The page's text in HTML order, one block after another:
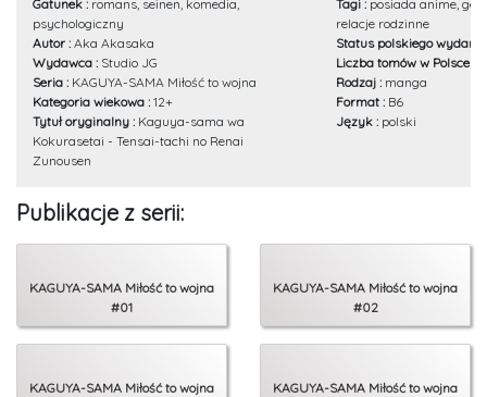
Gatunek : romans, seinen, komedia,
psychologiczny
Autor : Aka Akasaka
Wydawca : Studio JG
Seria : KAGUYA-SAMA Miłość to wojna
Kategoria wiekowa : 12+
Tytuł oryginalny : Kaguya-sama wa
Kokurasetai - Tensai-tachi no Renai
Zunousen
Tagi : posiada anime,
relacje rodzinne
Status polskiego
Liczba tomów w Polsce :
Rodzaj : manga
Format : B6
Język : polski
Publikacje z serii:
KAGUYA-SAMA Miłość to wojna
#01
KAGUYA-SAMA Miłość to wojna
#02
KAGUYA-SAMA Miłość to wojna
KAGUYA-SAMA Miłość to wojna